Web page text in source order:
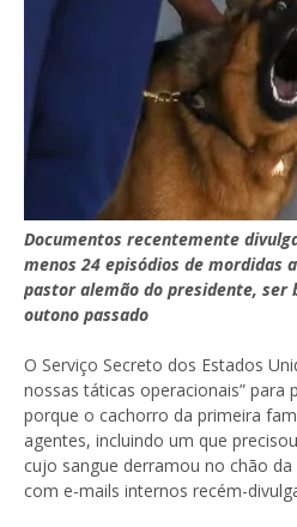
Documentos recentemente
menos 24 episódios de mordidas
pastor alemão do presidente, ser
outono passado
O Serviço Secreto dos Estados
nossas táticas operacionais” para
porque o cachorro da primeira
agentes, incluindo um que
cujo sangue derramou no chão
com e-mails internos recém-